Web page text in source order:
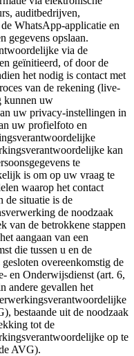
auditbedrijven,
WhatsApp-applicatie en
gegevens opslaan.
via de
geïnitieerd, of door de
het nodig is contact met
van de rekening (live-
kunnen uw
uw privacy-instellingen in
uw profielfoto en
kan
te
is om op uw vraag te
waarop het contact
de situatie is de
de noodzaak
van de betrokkene stappen
aangaan van een
die tussen u en de
overeenkomstig de
en Onderwijsdienst (art. 6,
andere gevallen het
bestaande uit de noodzaak
tot de
op te
AVG).